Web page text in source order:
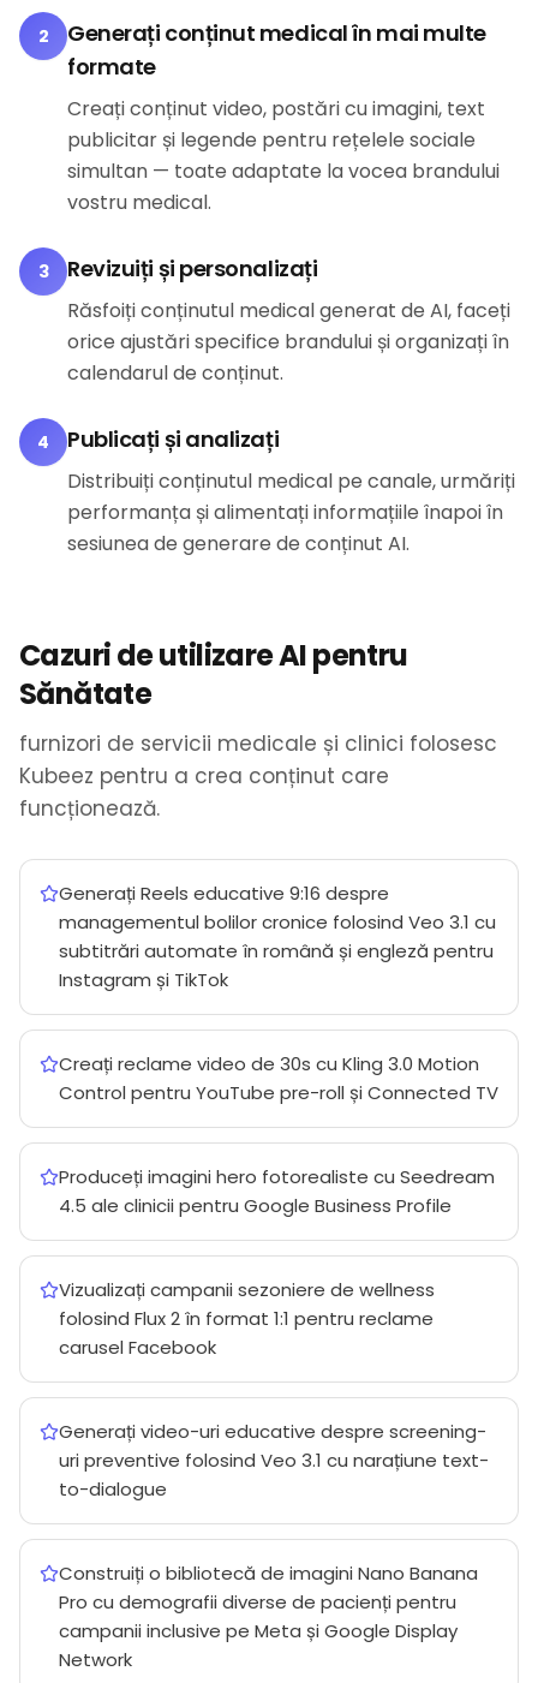
2
Generați conținut medical în mai multe
formate
Creați conținut video, postări cu imagini, text
publicitar și legende pentru rețelele sociale
simultan — toate adaptate la vocea brandului
vostru medical.
3 Revizuiți și personalizați
Răsfoiți conținutul medical generat de AI, faceți
orice ajustări specifice brandului și organizați în
calendarul de conținut.
4 Publicați și analizați
Distribuiți conținutul medical pe canale, urmăriți
performanța și alimentați informațiile înapoi în
sesiunea de generare de conținut AI.
Cazuri de utilizare AI pentru
Sănătate
furnizori de servicii medicale și clinici folosesc
Kubeez pentru a crea conținut care
funcționează.
Generați Reels educative 9:16 despre
managementul bolilor cronice folosind Veo 3.1 cu
subtitrări automate în română și engleză pentru
Instagram și TikTok
Creați reclame video de 30s cu Kling 3.0 Motion
Control pentru YouTube pre-roll și Connected TV
Produceți imagini hero fotorealiste cu Seedream
4.5 ale clinicii pentru Google Business Profile
Vizualizați campanii sezoniere de wellness
folosind Flux 2 în format 1:1 pentru reclame
carusel Facebook
Generați video-uri educative despre screening-
uri preventive folosind Veo 3.1 cu narațiune text-
to-dialogue
Construiți o bibliotecă de imagini Nano Banana
Pro cu demografii diverse de pacienți pentru
campanii inclusive pe Meta și Google Display
Network